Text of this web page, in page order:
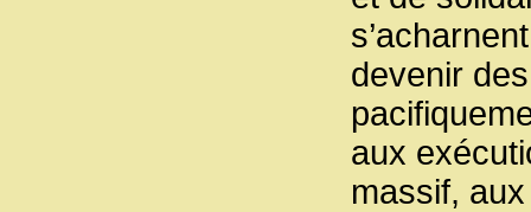
devenir
aux
massif,